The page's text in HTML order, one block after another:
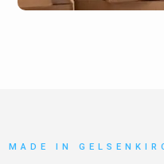
MADE IN